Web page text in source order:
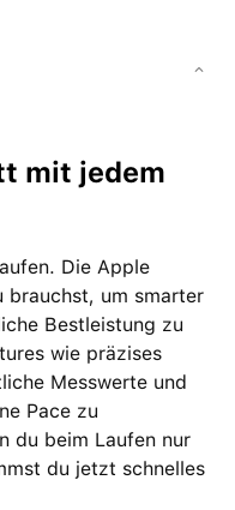
mit jedem
Die Apple
brauchst, um smarter
Bestleistung zu
wie präzises
Messwerte und
Pace zu
du beim Laufen nur
du jetzt schnelles